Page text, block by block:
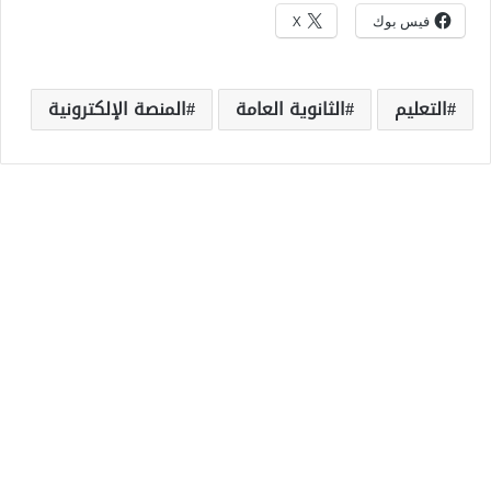
فيس بوك X
التعليم الثانوية العامة المنصة الإلكترونية